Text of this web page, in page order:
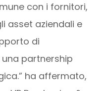
con i fornitori,
asset aziendali e
di
partnership
ha affermato,